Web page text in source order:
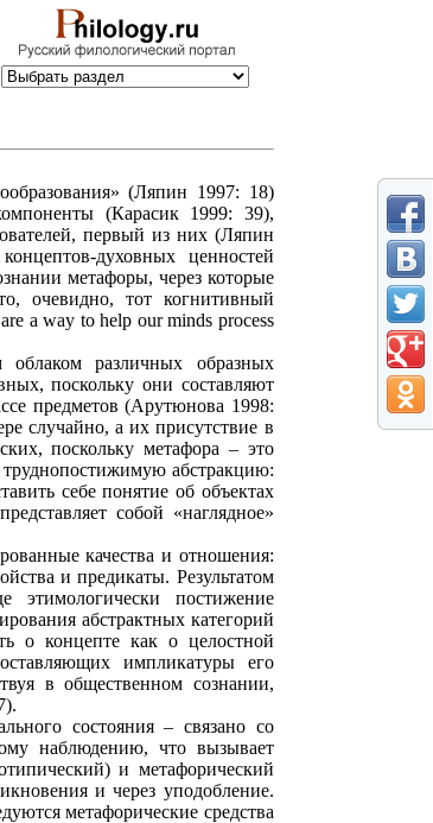
(Ляпин 1997: 18)
(Карасик 1999: 39),
первый из них (Ляпин
духовных ценностей
метафоры, через которые
очевидно, тот когнитивный
a way to help our minds process
различных образных
поскольку они составляют
предметов (Арутюнова 1998:
случайно, а их присутствие в
поскольку метафора – это
труднопостижимую абстракцию:
себе понятие об объектах
собой «наглядное»
качества и отношения:
и предикаты. Результатом
постижение
абстрактных категорий
о концепте как о целостной
импликатуры его
в общественном сознании,
состояния – связано со
наблюдению, что вызывает
и метафорический
и через уподобление.
метафорические средства